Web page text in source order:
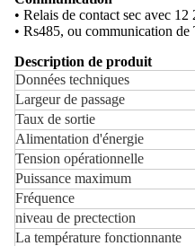
• Relais de contact sec avec
• Rs485, ou communication
Description de produit
Données techniques
Largeur de passage
Taux de sortie
Alimentation d'énergie
Tension opérationnelle
Puissance maximum
Fréquence
niveau de prectection
La température fonctionnante